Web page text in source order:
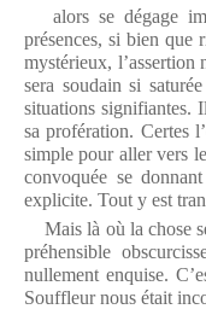
alors se dégage
présences, si bien que
mystérieux, l’assertion
sera soudain si
situations signifiantes.
sa profération. Certes
simple pour aller vers
convoquée se
explicite. Tout y est
Mais là où la chose
préhensible
nullement enquise.
Souffleur nous était